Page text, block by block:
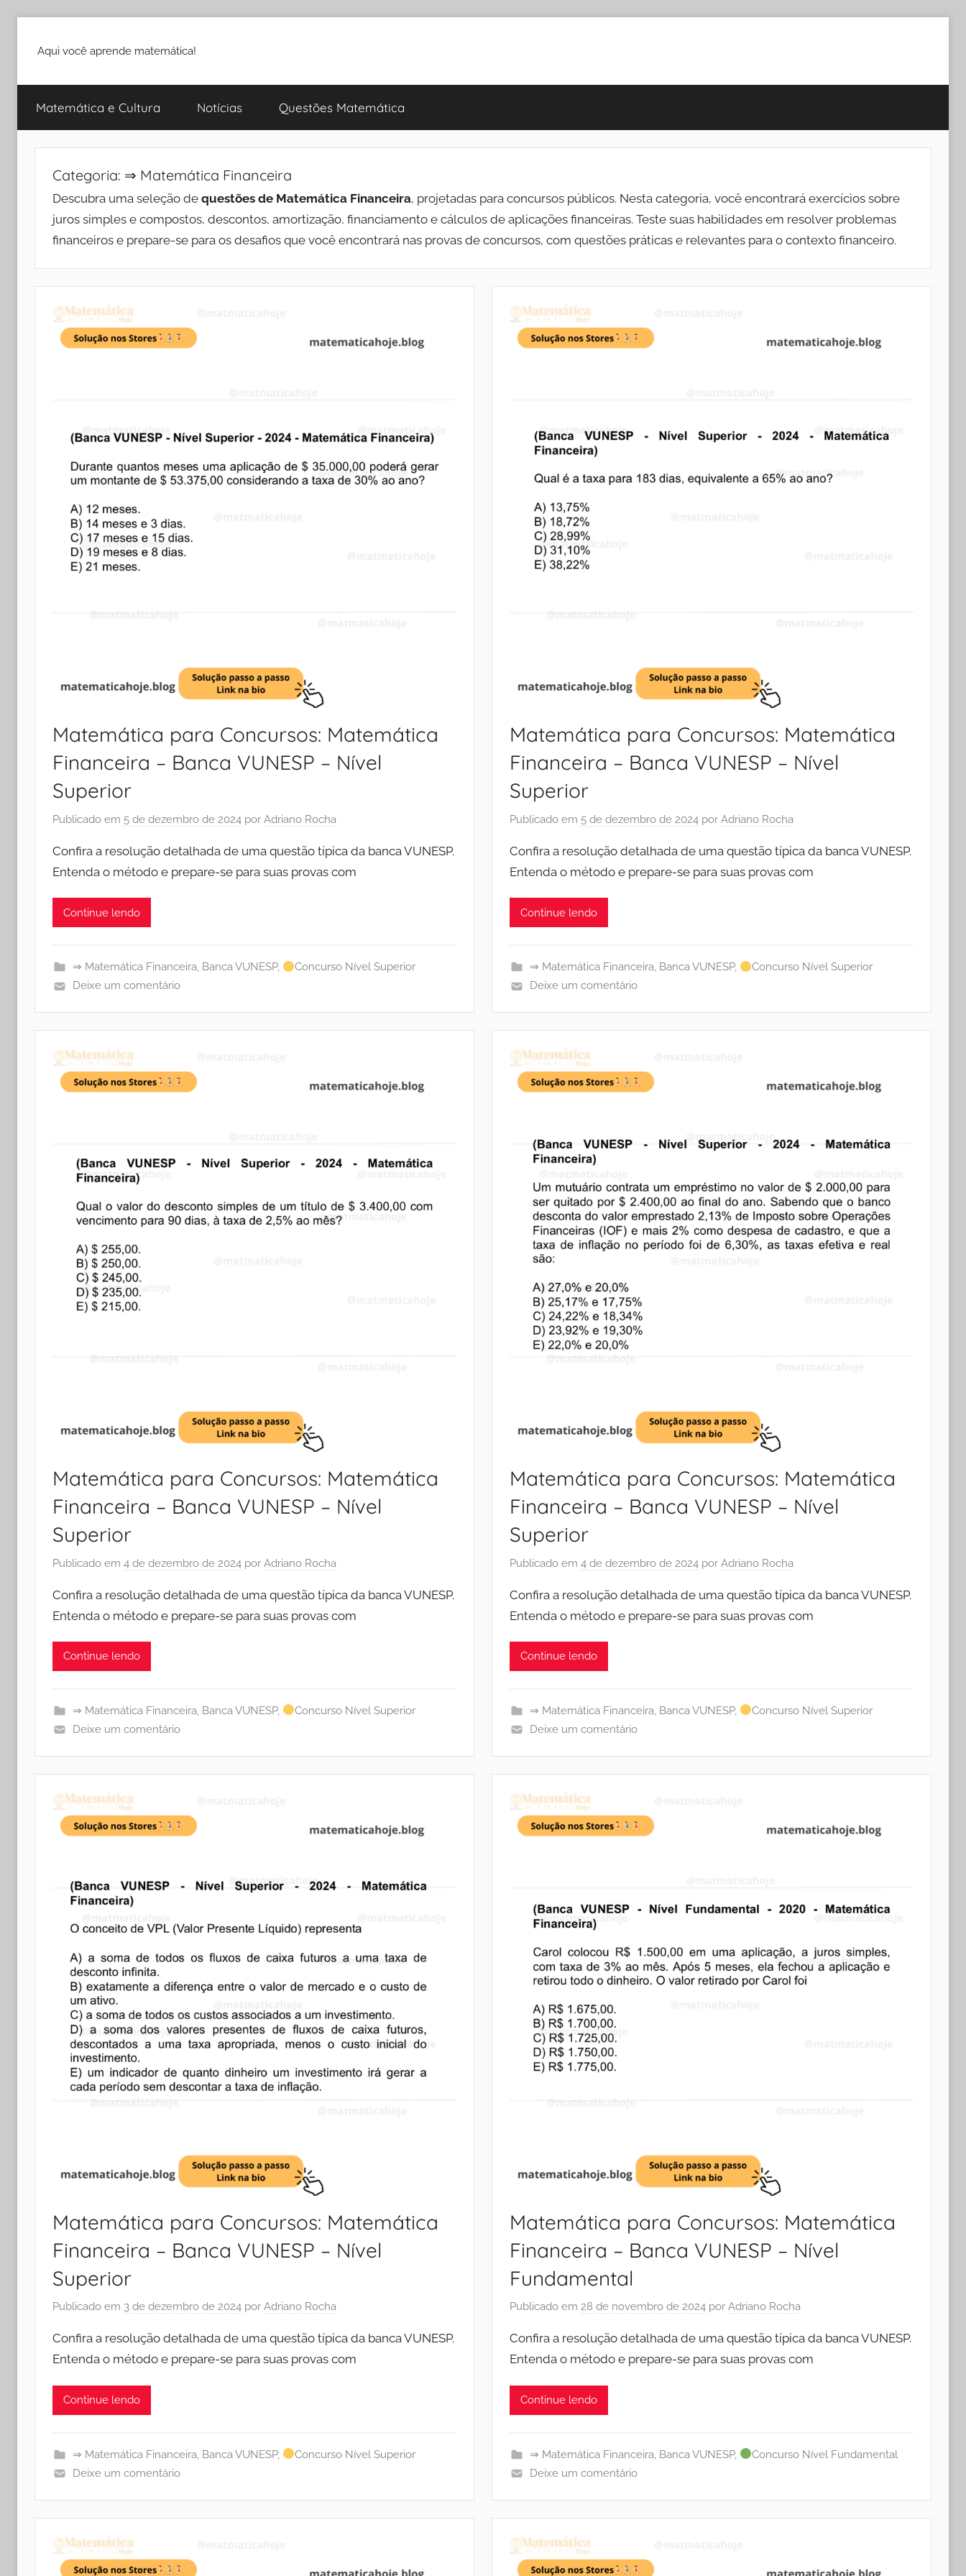
para
conteúdo
Aqui você aprende matemática!
Matemática e Cultura Notícias Questões Matemática
Categoria: ⇒ Matemática Financeira
Descubra uma seleção de questões de Matemática Financeira, projetadas para concursos públicos. Nesta categoria, você encontrará exercícios sobre
juros simples e compostos, descontos, amortização, financiamento e cálculos de aplicações financeiras. Teste suas habilidades em resolver problemas
financeiros e prepare-se para os desafios que você encontrará nas provas de concursos, com questões práticas e relevantes para o contexto financeiro.
Matemática para Concursos: Matemática
Financeira – Banca VUNESP – Nível
Superior
Publicado em 5 de dezembro de 2024 por Adriano Rocha
Confira a resolução detalhada de uma questão típica da banca VUNESP.
Entenda o método e prepare-se para suas provas com
Continue lendo
⇒ Matemática Financeira, Banca VUNESP,
Concurso Nível Superior
Deixe um comentário
Matemática para Concursos: Matemática
Financeira – Banca VUNESP – Nível
Superior
Publicado em 5 de dezembro de 2024 por Adriano Rocha
Confira a resolução detalhada de uma questão típica da banca VUNESP.
Entenda o método e prepare-se para suas provas com
Continue lendo
⇒ Matemática Financeira, Banca VUNESP,
Concurso Nível Superior
Deixe um comentário
Matemática para Concursos: Matemática
Financeira – Banca VUNESP – Nível
Superior
Publicado em 4 de dezembro de 2024 por Adriano Rocha
Confira a resolução detalhada de uma questão típica da banca VUNESP.
Entenda o método e prepare-se para suas provas com
Continue lendo
⇒ Matemática Financeira, Banca VUNESP,
Concurso Nível Superior
Deixe um comentário
Matemática para Concursos: Matemática
Financeira – Banca VUNESP – Nível
Superior
Publicado em 4 de dezembro de 2024 por Adriano Rocha
Confira a resolução detalhada de uma questão típica da banca VUNESP.
Entenda o método e prepare-se para suas provas com
Continue lendo
⇒ Matemática Financeira, Banca VUNESP,
Concurso Nível Superior
Deixe um comentário
Matemática para Concursos: Matemática
Financeira – Banca VUNESP – Nível
Superior
Publicado em 3 de dezembro de 2024 por Adriano Rocha
Confira a resolução detalhada de uma questão típica da banca VUNESP.
Entenda o método e prepare-se para suas provas com
Continue lendo
⇒ Matemática Financeira Banca VUNESP,
Concurso Nível Superior
Deixe um comentário
Matemática para Concursos: Matemática
Financeira – Banca VUNESP – Nível
Fundamental
Publicado em 28 de novembro de 2024 por Adriano Rocha
Confira a resolução detalhada de uma questão típica da banca VUNESP.
Entenda o método e prepare-se para suas provas com
Continue lendo
⇒ Matemática Financeira Banca VUNESP,
Concurso Nível Fundamental
Deixe um comentário